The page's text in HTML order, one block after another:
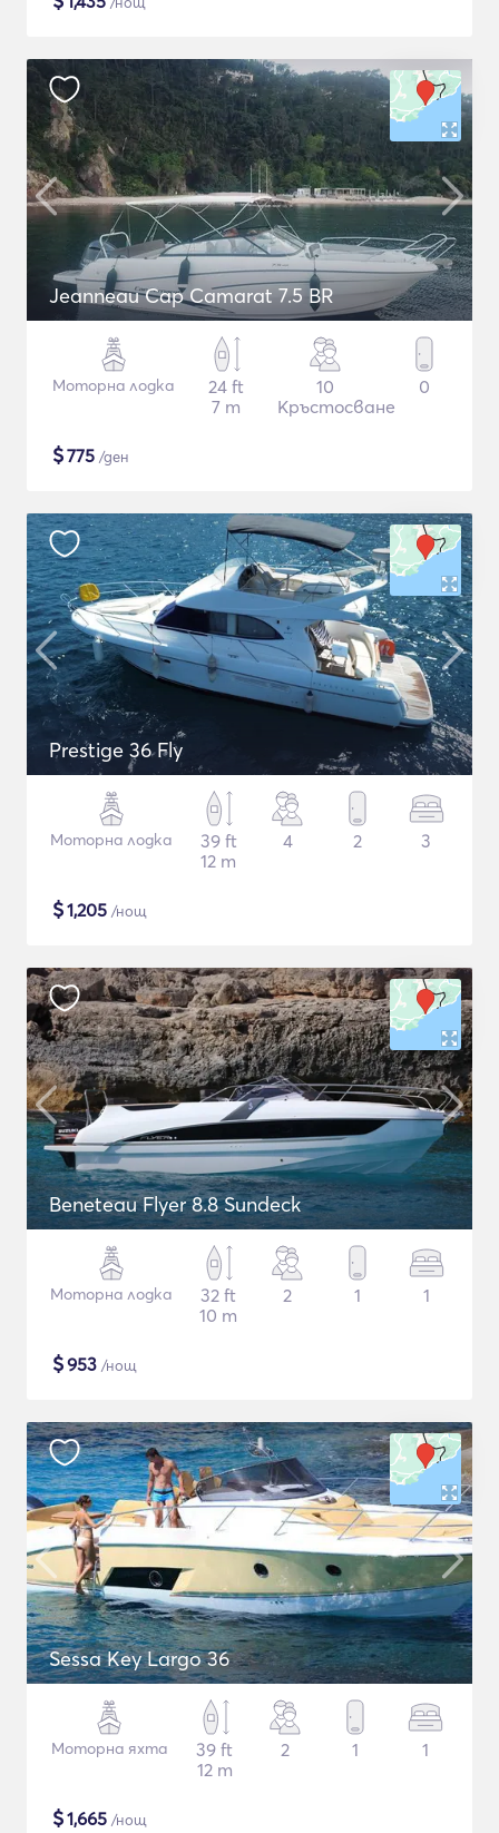
Jeanneau Cap Camarat 7.5 BR
Моторна лодка
24 ft
7 m
10
Кръстосване
0
$775 /ден
Prestige 36 Fly
Моторна лодка
39 ft
12 m
4 2 3
$1,205 /нощ
Beneteau Flyer 8.8 Sundeck
Моторна лодка
32 ft
10 m
2 1 1
$953 /нощ
Sessa Key Largo 36
Моторна яхта
39 ft
12 m
2 1 1
$1,665 /нощ